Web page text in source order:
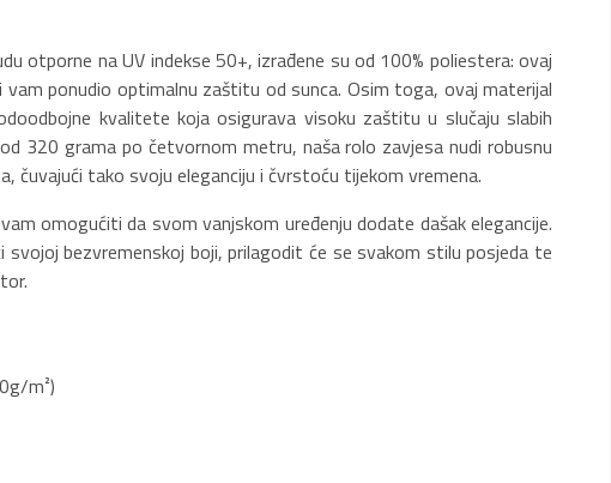
otporne na UV indekse 50+, izrađene su od 100% poliestera: ovaj
ponudio optimalnu zaštitu od sunca. Osim toga, ovaj materijal
kvalitete koja osigurava visoku zaštitu u slučaju slabih
320 grama po četvornom metru, naša rolo zavjesa nudi robusnu
čuvajući tako svoju eleganciju i čvrstoću tijekom vremena.
omogućiti da svom vanjskom uređenju dodate dašak elegancije.
bezvremenskoj boji, prilagodit će se svakom stilu posjeda te
m²)